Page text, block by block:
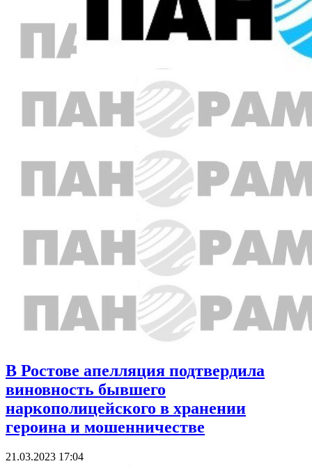
В Ростове апелляция подтвердила
виновность бывшего
наркополицейского в хранении
героина и мошенничестве
21.03.2023 17:04